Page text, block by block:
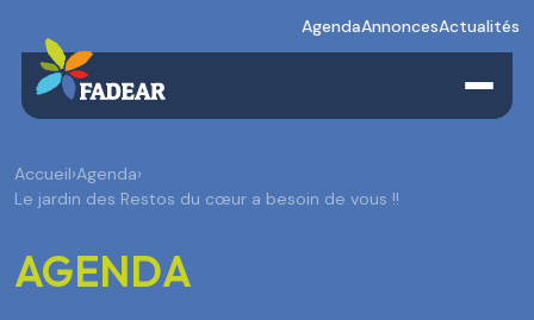
AgendaAnnoncesActualités
Accueil›Agenda›
Le jardin des Restos du cœur a besoin de vous !!
AGENDA